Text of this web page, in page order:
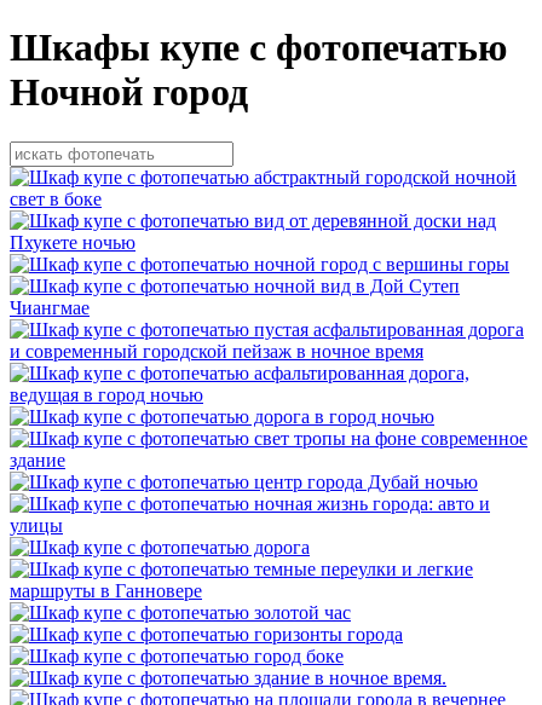
Шкафы купе с фотопечатью
Ночной город